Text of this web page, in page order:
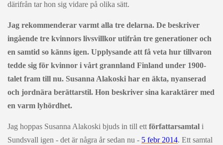
därifrån tar hon sig vidare på olika sätt.
Jag rekommenderar varmt alla tre delarna. De beskriver
ingående tre kvinnors livsvillkor utifrån tre generationer och
en samtid so känns igen. Upplysande att få veta hur tillvaron
tedde sig för kvinnor i vårt grannland Finland under 1900-
talet fram till nu. Susanna Alakoski har en äkta, nyanserad
och jordnära berättarstil. Hon beskriver sina karaktärer med
en varm lyhördhet.
Jag hoppas Susanna Alakoski bjuds in till ett författarsamtali
Sundsvall igen - det är några år sedan nu - 5 febr 2014. Ett samtal